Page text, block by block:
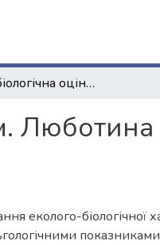
Еколого-біологічна оцінка ставків м. Люботина (Харківська область) за альгологічними показниками
еколого-біологічної